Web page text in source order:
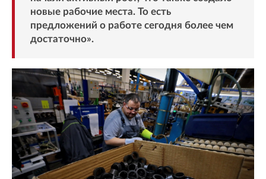
новые рабочие места. То есть
предложений о работе сегодня более чем
достаточно».